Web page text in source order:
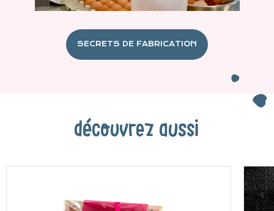
SECRETS DE FABRICATION
découvrez aussi